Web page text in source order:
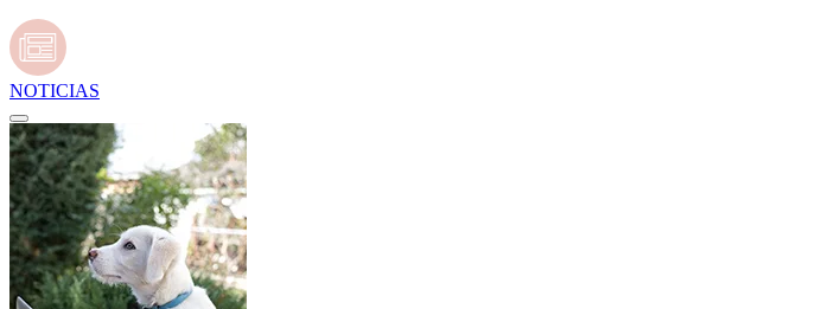
NOTICIAS